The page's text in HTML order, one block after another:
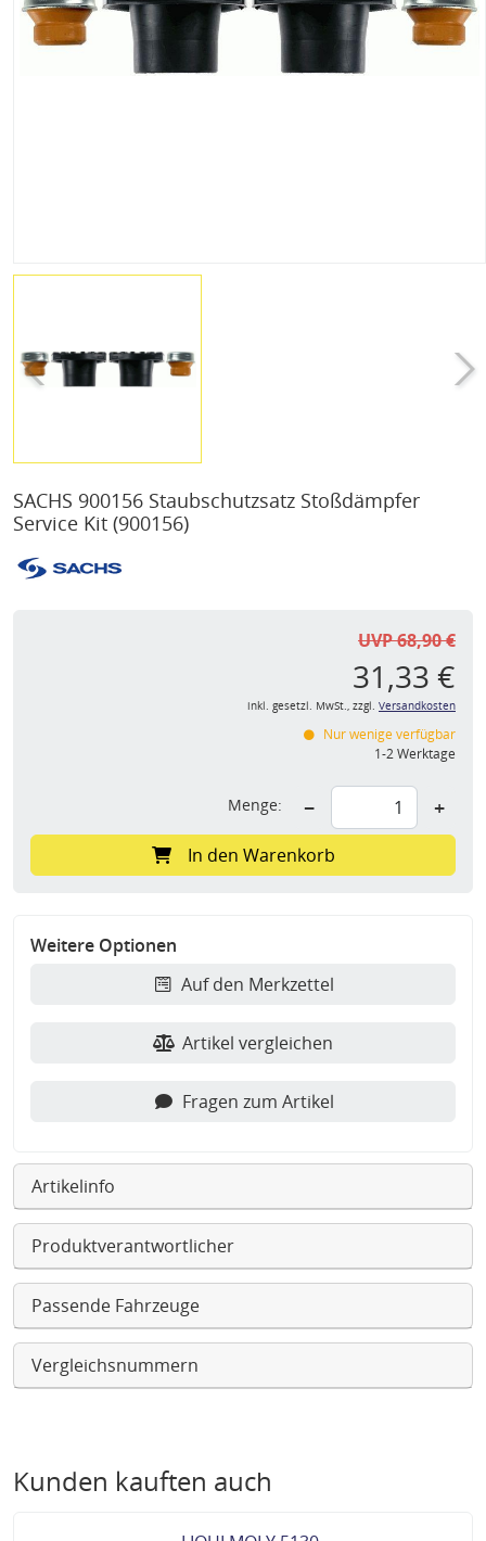
SACHS 900156 Staubschutzsatz Stoßdämpfer
Service Kit (900156)
UVP 68,90 €
31,33 €
inkl. gesetzl. MwSt., zzgl. Versandkosten
Nur wenige verfügbar
1-2 Werktage
Menge: − +
In den Warenkorb
Weitere Optionen
Auf den Merkzettel
Artikel vergleichen
Fragen zum Artikel
Artikelinfo
Produktverantwortlicher
Passende Fahrzeuge
Vergleichsnummern
Kunden kauften auch